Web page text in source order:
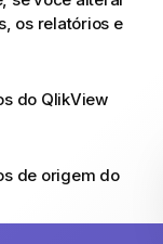
os relatórios e
do QlikView
de origem do